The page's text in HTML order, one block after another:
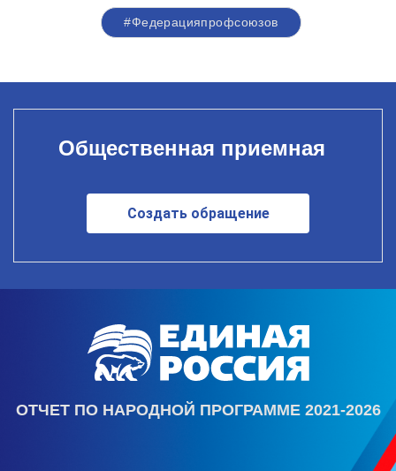
#Федерацияпрофсоюзов
Общественная приемная
Создать обращение
ОТЧЕТ ПО НАРОДНОЙ ПРОГРАММЕ 2021-2026